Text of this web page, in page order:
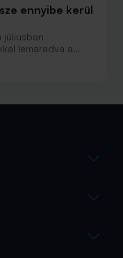
ennyibe kerül
júliusban
lemaradva a
tengerparti